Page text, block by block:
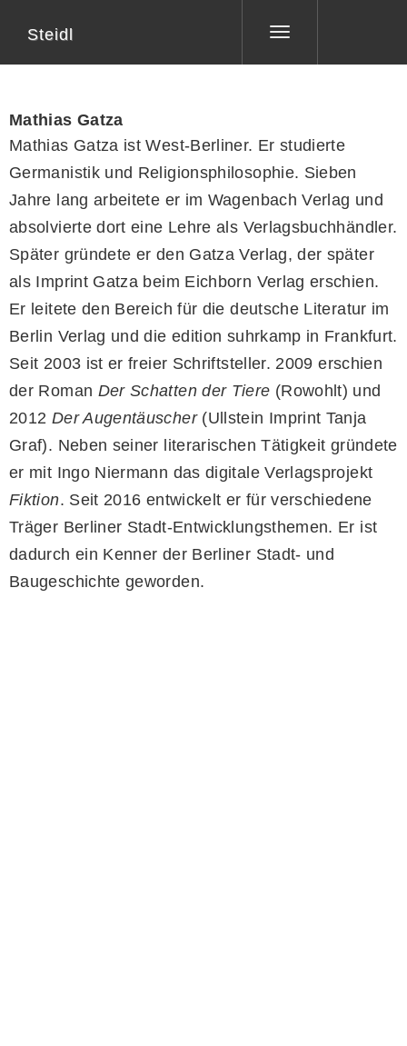
Toggle
Steidl
Mathias Gatza
Mathias Gatza ist West-Berliner. Er studierte
Germanistik und Religionsphilosophie. Sieben
Jahre lang arbeitete er im Wagenbach Verlag und
absolvierte dort eine Lehre als Verlagsbuchhändler.
Später gründete er den Gatza Verlag, der später
als Imprint Gatza beim Eichborn Verlag erschien.
Er leitete den Bereich für die deutsche Literatur im
Berlin Verlag und die edition suhrkamp in Frankfurt.
Seit 2003 ist er freier Schriftsteller. 2009 erschien
der Roman Der Schatten der Tiere (Rowohlt) und
2012 Der Augentäuscher(Ullstein Imprint Tanja
Graf). Neben seiner literarischen Tätigkeit gründete
er mit Ingo Niermann das digitale Verlagsprojekt
Fiktion. Seit 2016 entwickelt er für verschiedene
Träger Berliner Stadt-Entwicklungsthemen. Er ist
dadurch ein Kenner der Berliner Stadt- und
Baugeschichte geworden.